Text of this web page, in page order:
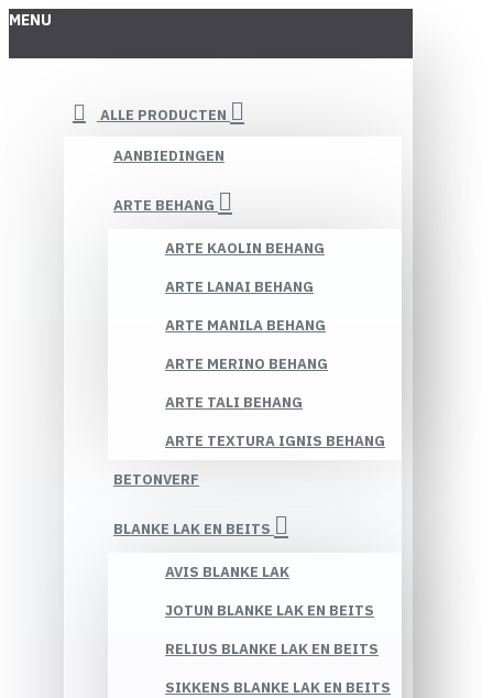
MENU
ALLE PRODUCTEN
AANBIEDINGEN
ARTE BEHANG
ARTE KAOLIN BEHANG
ARTE LANAI BEHANG
ARTE MANILA BEHANG
ARTE MERINO BEHANG
ARTE TALI BEHANG
ARTE TEXTURA IGNIS BEHANG
BETONVERF
BLANKE LAK EN BEITS
AVIS BLANKE LAK
JOTUN BLANKE LAK EN BEITS
RELIUS BLANKE LAK EN BEITS
SIKKENS BLANKE LAK EN BEITS